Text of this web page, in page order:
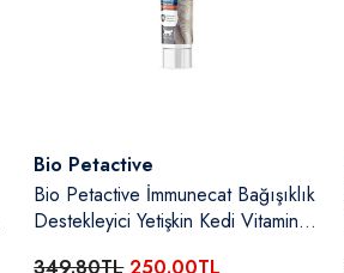
Satıcı:
Bio Petactive
Bio Petactive İmmunecat Bağışıklık
Destekleyici Yetişkin Kedi Vitamin